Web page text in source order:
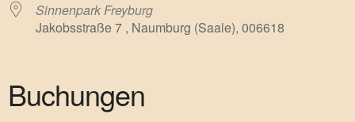
Sinnenpark Freyburg
Jakobsstraße 7 , Naumburg (Saale), 006618
Buchungen